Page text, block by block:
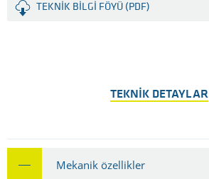
TEKNIK BILGI FÖYÜ (PDF)
TEKNIK DETAYLAR
Mekanik özellikler